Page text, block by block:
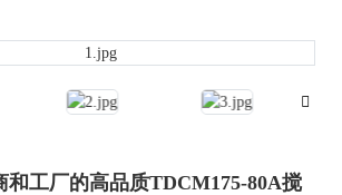
和工厂的高品质TDCM175-80A搅